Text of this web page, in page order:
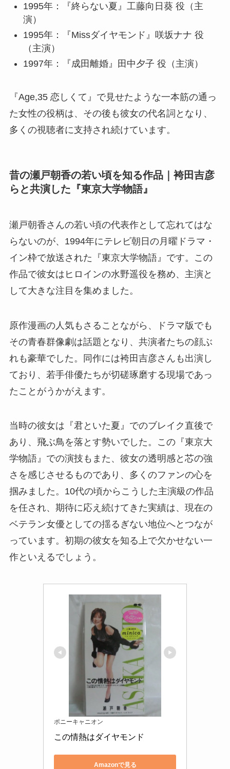
1995年：『終らない夏』工藤向日葵 役（主
演）
1995年：『Missダイヤモンド』咲坂ナナ 役
（主演）
1997年：『成田離婚』田中夕子 役（主演）
『Age,35 恋しくて』で見せたような一本筋の通っ
た女性の役柄は、その後も彼女の代名詞となり、
多くの視聴者に支持され続けています。
昔の瀬戸朝香の若い頃を知る作品｜袴田吉彦
らと共演した『東京大学物語』
瀬戸朝香さんの若い頃の代表作として忘れてはな
らないのが、1994年にテレビ朝日の月曜ドラマ・
イン枠で放送された『東京大学物語』です。この
作品で彼女はヒロインの水野遥役を務め、主演と
して大きな注目を集めました。
原作漫画の人気もさることながら、ドラマ版でも
その青春群像劇は話題となり、共演者たちの顔ぶ
れも豪華でした。同作には袴田吉彦さんも出演し
ており、若手俳優たちが切磋琢磨する現場であっ
たことがうかがえます。
当時の彼女は『君といた夏』でのブレイク直後で
あり、飛ぶ鳥を落とす勢いでした。この『東京大
学物語』での演技もまた、彼女の透明感と芯の強
さを感じさせるものであり、多くのファンの心を
掴みました。10代の頃からこうした主演級の作品
を任され、期待に応え続けてきた実績は、現在の
ベテラン女優としての揺るぎない地位へとつなが
っています。初期の彼女を知る上で欠かせない一
作といえるでしょう。
ポニーキャニオン
この情熱はダイヤモンド
Amazonで見る